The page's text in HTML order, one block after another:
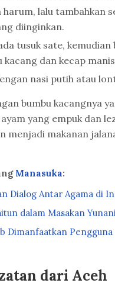
lalu tambahkan
diinginkan.
tusuk sate,
kacang dan kecap
nasi putih atau
bumbu kacangnya
yang empuk dan
menjadi makanan
Manasuka:
Dialog Antar Agama di
dalam Masakan
Dimanfaatkan Pengguna
dari Aceh